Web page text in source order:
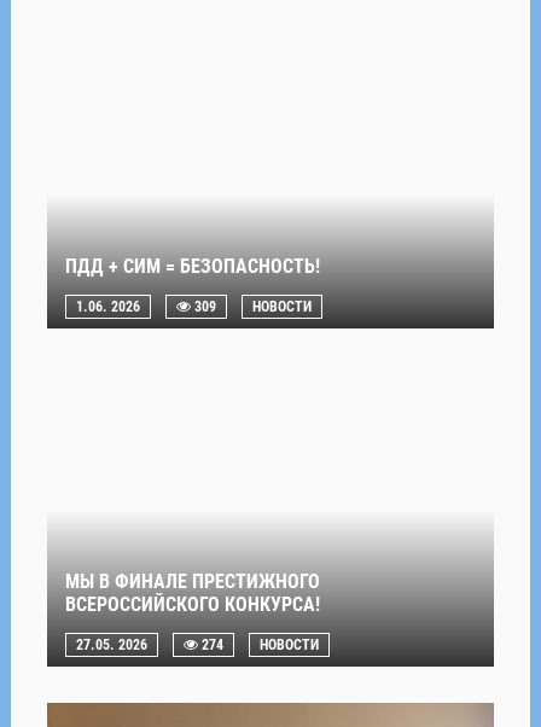
ПДД + СИМ = БЕЗОПАСНОСТЬ!
1.06. 2026 309 НОВОСТИ
МЫ В ФИНАЛЕ ПРЕСТИЖНОГО
ВСЕРОССИЙСКОГО КОНКУРСА!
27.05. 2026 274 НОВОСТИ